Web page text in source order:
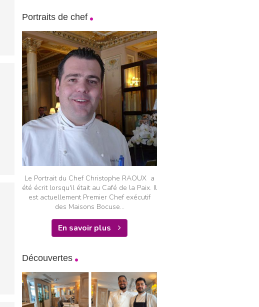
Portraits de chef
Le Portrait du Chef Christophe RAOUX a
été écrit lorsqu'il était au Café de la Paix. Il
est actuellement Premier Chef exécutif
des Maisons Bocuse...
En savoir plus
Découvertes